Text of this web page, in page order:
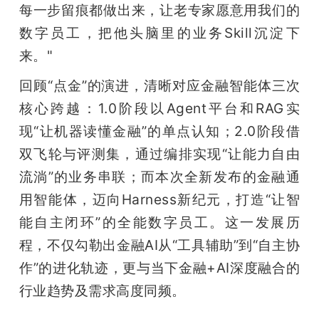
搞
每一步留痕都做出来，让老专家愿意用我们的
数字员工，把他头脑里的业务Skill沉淀下
来。"
回顾“点金”的演进，清晰对应金融智能体三次
核心跨越：1.0阶段以Agent平台和RAG实
现“让机器读懂金融”的单点认知；2.0阶段借
双飞轮与评测集，通过编排实现“让能力自由
流淌”的业务串联；而本次全新发布的金融通
用智能体，迈向Harness新纪元，打造“让智
能自主闭环”的全能数字员工。这一发展历
程，不仅勾勒出金融AI从“工具辅助”到“自主协
作”的进化轨迹，更与当下金融+AI深度融合的
行业趋势及需求高度同频。